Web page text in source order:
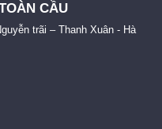
CẦU
trãi – Thanh Xuân - Hà